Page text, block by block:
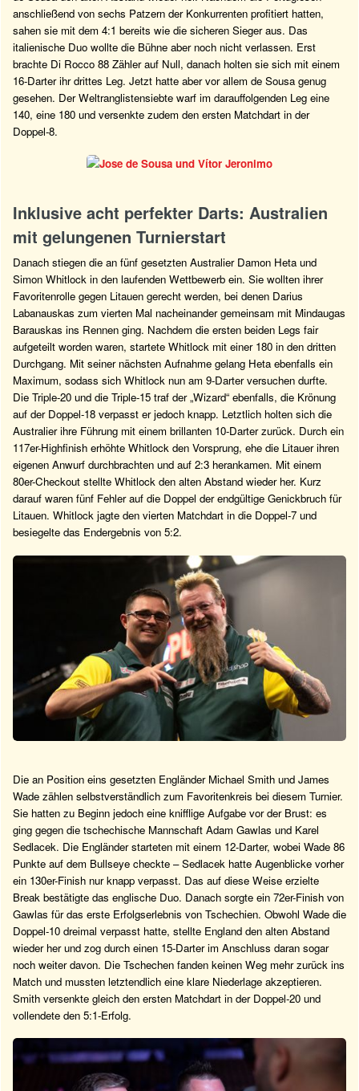
anschließend von sechs Patzern der Konkurrenten profitiert hatten,
sahen sie mit dem 4:1 bereits wie die sicheren Sieger aus. Das
italienische Duo wollte die Bühne aber noch nicht verlassen. Erst
brachte Di Rocco 88 Zähler auf Null, danach holten sie sich mit einem
16-Darter ihr drittes Leg. Jetzt hatte aber vor allem de Sousa genug
gesehen. Der Weltranglistensiebte warf im darauffolgenden Leg eine
140, eine 180 und versenkte zudem den ersten Matchdart in der
Doppel-8.
Inklusive acht perfekter Darts: Australien
mit gelungenen Turnierstart
Danach stiegen die an fünf gesetzten Australier Damon Heta und
Simon Whitlock in den laufenden Wettbewerb ein. Sie wollten ihrer
Favoritenrolle gegen Litauen gerecht werden, bei denen Darius
Labanauskas zum vierten Mal nacheinander gemeinsam mit Mindaugas
Barauskas ins Rennen ging. Nachdem die ersten beiden Legs fair
aufgeteilt worden waren, startete Whitlock mit einer 180 in den dritten
Durchgang. Mit seiner nächsten Aufnahme gelang Heta ebenfalls ein
Maximum, sodass sich Whitlock nun am 9-Darter versuchen durfte.
Die Triple-20 und die Triple-15 traf der „Wizard“ ebenfalls, die Krönung
auf der Doppel-18 verpasst er jedoch knapp. Letztlich holten sich die
Australier ihre Führung mit einem brillanten 10-Darter zurück. Durch ein
117er-Highfinish erhöhte Whitlock den Vorsprung, ehe die Litauer ihren
eigenen Anwurf durchbrachten und auf 2:3 herankamen. Mit einem
80er-Checkout stellte Whitlock den alten Abstand wieder her. Kurz
darauf waren fünf Fehler auf die Doppel der endgültige Genickbruch für
Litauen. Whitlock jagte den vierten Matchdart in die Doppel-7 und
besiegelte das Endergebnis von 5:2.
Die an Position eins gesetzten Engländer Michael Smith und James
Wade zählen selbstverständlich zum Favoritenkreis bei diesem Turnier.
Sie hatten zu Beginn jedoch eine knifflige Aufgabe vor der Brust: es
ging gegen die tschechische Mannschaft Adam Gawlas und Karel
Sedlacek. Die Engländer starteten mit einem 12-Darter, wobei Wade 86
Punkte auf dem Bullseye checkte – Sedlacek hatte Augenblicke vorher
ein 130er-Finish nur knapp verpasst. Das auf diese Weise erzielte
Break bestätigte das englische Duo. Danach sorgte ein 72er-Finish von
Gawlas für das erste Erfolgserlebnis von Tschechien. Obwohl Wade die
Doppel-10 dreimal verpasst hatte, stellte England den alten Abstand
wieder her und zog durch einen 15-Darter im Anschluss daran sogar
noch weiter davon. Die Tschechen fanden keinen Weg mehr zurück ins
Match und mussten letztendlich eine klare Niederlage akzeptieren.
Smith versenkte gleich den ersten Matchdart in der Doppel-20 und
vollendete den 5:1-Erfolg.